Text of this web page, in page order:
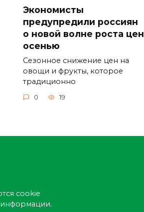
Экономисты
предупредили россиян
о новой волне роста цен
осенью
Сезонное снижение цен на
овощи и фрукты, которое
традиционно
0 19
cookie
информации.